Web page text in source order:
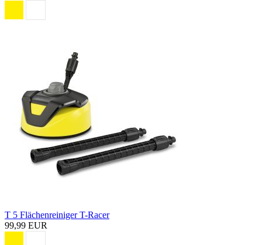
T 5 Flächenreiniger T-Racer
99,99 EUR